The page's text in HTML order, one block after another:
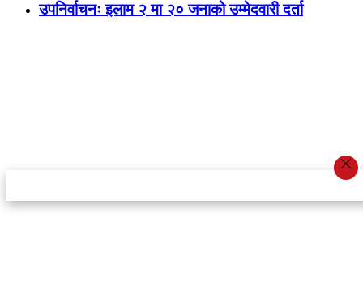
उपनिर्वाचनः इलाम २ मा २० जनाको उम्मेदवारी दर्ता